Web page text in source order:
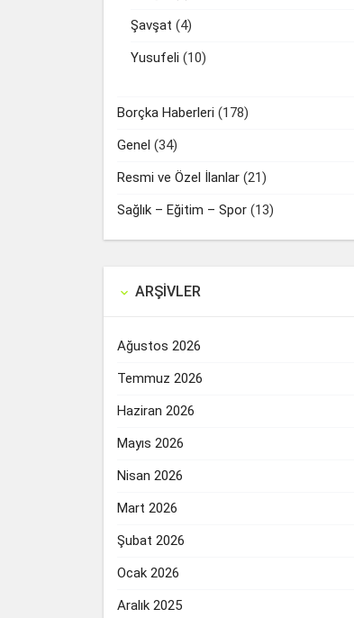
Şavşat (4)
Yusufeli (10)
Borçka Haberleri (178)
Genel (34)
Resmi ve Özel İlanlar (21)
Sağlık – Eğitim – Spor (13)
 ARŞIVLER
Ağustos 2026
Temmuz 2026
Haziran 2026
Mayıs 2026
Nisan 2026
Mart 2026
Şubat 2026
Ocak 2026
Aralık 2025